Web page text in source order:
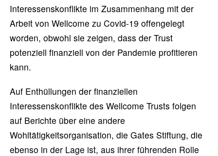
Interessenskonflikte im Zusammenhang mit der
Arbeit von Wellcome zu Covid-19 offengelegt
worden, obwohl sie zeigen, dass der Trust
potenziell finanziell von der Pandemie profitieren
kann.
Auf Enthüllungen der finanziellen
Interessenskonflikte des Wellcome Trusts folgen
auf Berichte über eine andere
Wohltätigkeitsorganisation, die Gates Stiftung, die
ebenso in der Lage ist, aus ihrer führenden Rolle